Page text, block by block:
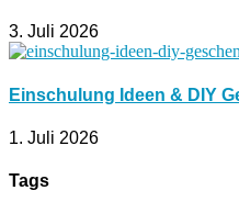
3. Juli 2026
Einschulung Ideen & DIY
1. Juli 2026
Tags